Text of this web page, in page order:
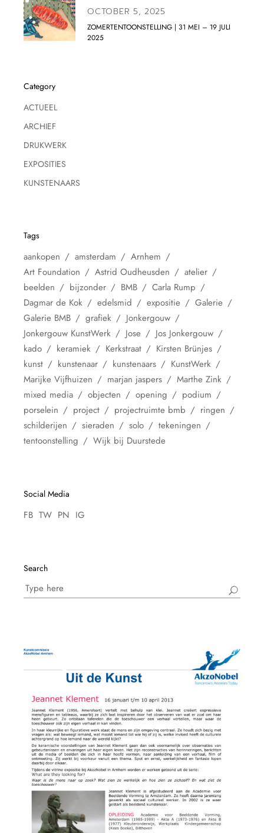
OCTOBER 5, 2025
ZOMERTENTOONSTELLING | 31 MEI – 19 JULI
2025
Category
ACTUEEL
ARCHIEF
DRUKWERK
EXPOSITIES
KUNSTENAARS
Tags
aankopen amsterdam
Arnhem
Art Foundation
Astrid Oudheusden
atelier
beelden
bijzonder BMB
Carla Rump
Dagmar de Kok
edelsmid expositie
Galerie
Galerie BMB
grafiek
Jonkergouw
Jonkergouw KunstWerk
Jose
Jos Jonkergouw
kado
keramiek Kerkstraat
Kirsten Brünjes
kunst
kunstenaar kunstenaars
KunstWerk
Marijke Vijfhuizen
marjan jaspers
Marthe Zink
mixed media
objecten opening
podium
porselein
project projectruimte bmb
ringen
schilderijen
sieraden solo
tekeningen
tentoonstelling
Wijk bij Duurstede
Social Media
FB TW PN IG
Search
Search
for: